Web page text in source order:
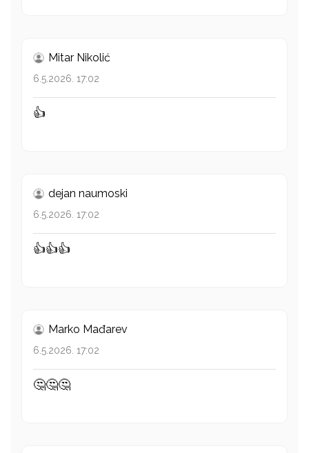
Mitar Nikolić
6.5.2026. 17:02
👍
dejan naumoski
6.5.2026. 17:02
👍👍👍
Marko Mađarev
6.5.2026. 17:02
🤔🤔🤔